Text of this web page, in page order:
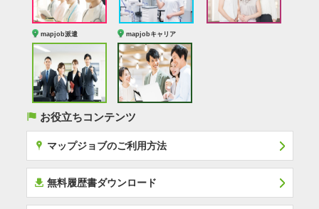
mapjob派遣 mapjobキャリア
( お役立ちコンテンツ
x マップジョブのご利用方法
í 無料履歴書ダウンロード